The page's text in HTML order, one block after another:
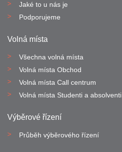
Jaké to u nás je
Podporujeme
Volná místa
Všechna volná místa
Volná místa Obchod
Volná místa Call centrum
Volná místa Studenti a absolventi
Výběrové řízení
Průběh výběrového řízení